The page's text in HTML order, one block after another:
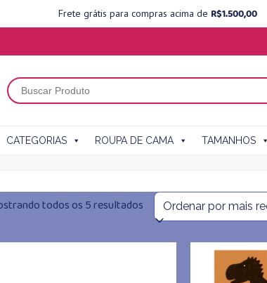
Frete grátis para compras acima de R$1.500,00
CATEGORIAS ROUPA DE CAMA TAMANHOS
todos os 5 resultados Classificado